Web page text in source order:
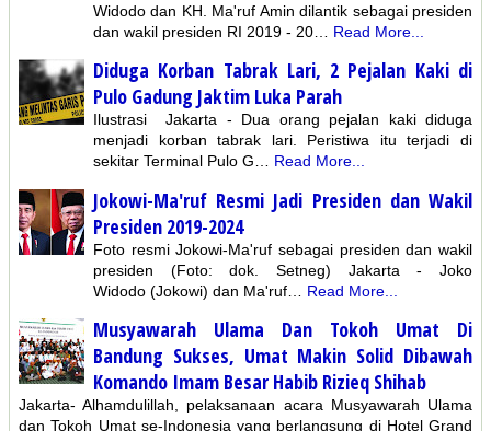
Widodo dan KH. Ma'ruf Amin dilantik sebagai presiden
dan wakil presiden RI 2019 - 20…
Read More...
Diduga Korban Tabrak Lari, 2 Pejalan Kaki di
Pulo Gadung Jaktim Luka Parah
Ilustrasi Jakarta - Dua orang pejalan kaki diduga
menjadi korban tabrak lari. Peristiwa itu terjadi di
sekitar Terminal Pulo G… Read More...
Jokowi-Ma'ruf Resmi Jadi Presiden dan Wakil
Presiden 2019-2024
Foto resmi Jokowi-Ma'ruf sebagai presiden dan wakil
presiden (Foto: dok. Setneg) Jakarta - Joko
Widodo (Jokowi) dan Ma'ruf…
Read More...
Musyawarah Ulama Dan Tokoh Umat Di
Bandung Sukses, Umat Makin Solid Dibawah
Komando Imam Besar Habib Rizieq Shihab
Jakarta- Alhamdulillah, pelaksanaan acara Musyawarah Ulama
dan Tokoh Umat se-Indonesia yang berlangsung di Hotel Grand